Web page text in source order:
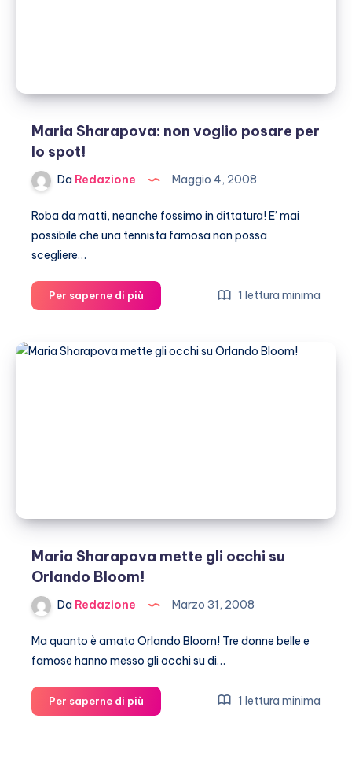
Maria Sharapova: non voglio posare per
lo spot!
Da Redazione Maggio 4, 2008
Roba da matti, neanche fossimo in dittatura! E’ mai
possibile che una tennista famosa non possa
scegliere…
Per saperne di più
Sharapova:
voglio
1 lettura minima
Maria Sharapova mette gli occhi su
Orlando Bloom!
Da Redazione Marzo 31, 2008
Ma quanto è amato Orlando Bloom! Tre donne belle e
famose hanno messo gli occhi su di…
Per saperne di più
Sharapova
1 lettura minima